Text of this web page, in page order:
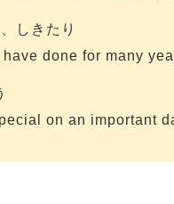
しきたり
done for many
on an important